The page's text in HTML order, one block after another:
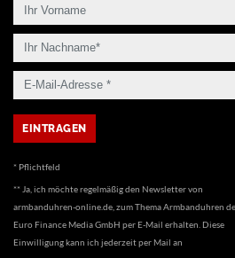
* Pflichtfeld
** Ja, ich möchte regelmäßig den Newsletter von
armbanduhren-online.de, zum Thema Armbanduhren
Euro Finance Media GmbH per E-Mail erhalten. Diese
Einwilligung kann ich jederzeit per Mail an